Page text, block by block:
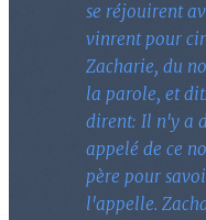
se réjouirent
vinrent pour
Zacharie, du
la parole, et
dirent: Il n'y a
appelé de ce
père pour
l'appelle.